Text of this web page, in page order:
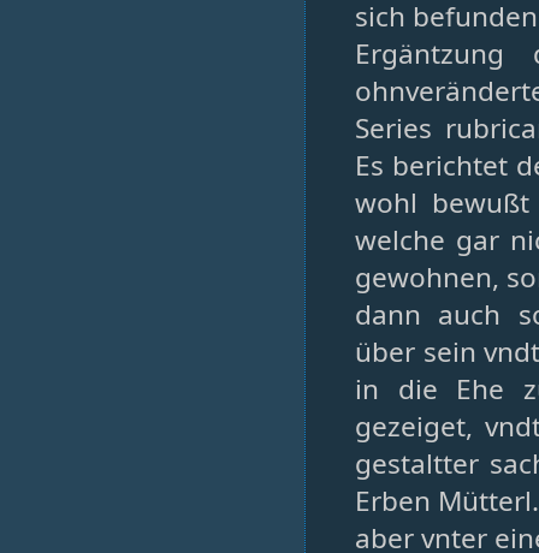
sich
Series
Es berichtet
wohl
welche gar
gewohnen,
dann auch
über sein
in die Ehe
gezeiget,
gestaltter
Erben
aber vnter